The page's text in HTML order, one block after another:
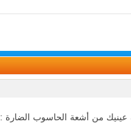
عينيك من أشعة الحاسوب الضارة :